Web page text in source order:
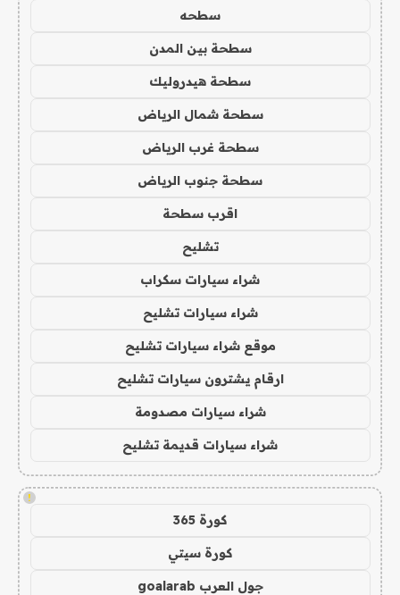
سطحه
سطحة بين المدن
سطحة هيدروليك
سطحة شمال الرياض
سطحة غرب الرياض
سطحة جنوب الرياض
اقرب سطحة
تشليح
شراء سيارات سكراب
شراء سيارات تشليح
موقع شراء سيارات تشليح
ارقام يشترون سيارات تشليح
شراء سيارات مصدومة
شراء سيارات قديمة تشليح
!
كورة 365
كورة سيتي
جول العرب goalarab